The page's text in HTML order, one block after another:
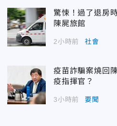
驚悚！過了退房
陳屍旅館
2小時前 社會
疫苗詐騙案燒回
疫指揮官？
3小時前 要聞